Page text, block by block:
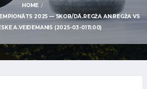
HOME
2025 — SKOB/DĀ.REGŽA AN.REGŽA VS
A.VEIDEMANIS (2025-03-01 11:00)